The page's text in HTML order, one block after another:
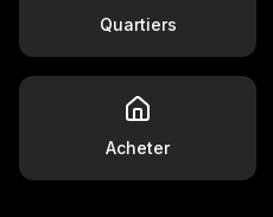
Quartiers
Acheter